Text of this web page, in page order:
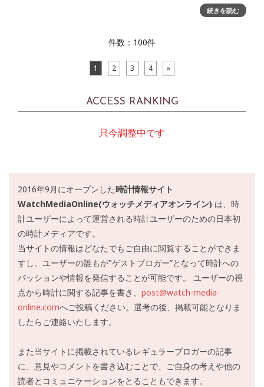
ベント「グランドセイコー 特別展示会 2025」を開催いたし
続きを読む
件数：100件
1 2 3 4 »
ACCESS RANKING
只今調整中です
2016年9月にオープンした時計情報サイト
WatchMediaOnline(ウォッチメディアオンライン) は、時
計ユーザーによって運営される時計ユーザーのための日本初
の時計メディアです。
当サイトの情報はどなたでもご自由に閲覧することができま
すし、ユーザーの誰もが"ゲストブロガー”となって時計への
パッションや情報を発信することが可能です。 ユーザーの視
点から時計に関する記事を書き、 post@watch-media-
online.comへご投稿ください。選考の後、掲載可能となりま
したらご連絡いたします。
また当サイトに掲載されているレギュラーブロガーの記事
に、意見やコメントを書き込むことで、ご自身の考えや他の
読者とコミュニケーションをとることもできます。